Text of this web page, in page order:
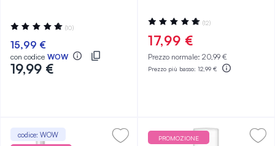
Valutazione:
98%
(10)
15,99 €
con codice WOW
19,99 €
Valutazione:
98%
(12)
17,99 €
Prezzo normale: 20,99 €
Prezzo più basso: 12,99 €
codice: WOW PROMOZIONE